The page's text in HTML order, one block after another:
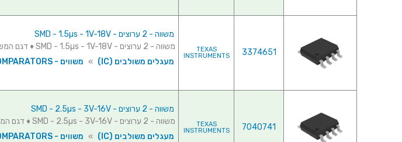
3374651
TEXAS
INSTRUMENTS
משווה - 2 ערוצים - SMD - 1.5µs - 1V-18V
משווה - 2 ערוצים - SMD - 1.5µs - 1V-18V ♦ דגם המשווה : LM2903M♦ מבנ...
מעגלים משולבים (IC)
» משווים - COMPARATORS
7040741
TEXAS
INSTRUMENTS
משווה - 2 ערוצים - SMD - 2.5µs - 3V-16V
משווה - 2 ערוצים - SMD - 2.5µs - 3V-16V ♦ דגם המשווה : TLC393CD♦ מב...
מעגלים משולבים (IC)
» משווים - COMPARATORS